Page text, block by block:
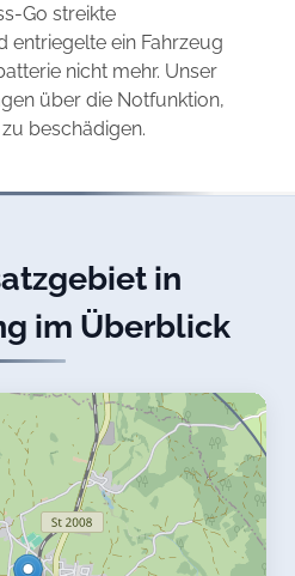
Go streikte
entriegelte ein Fahrzeug
nicht mehr. Unser
über die Notfunktion,
beschädigen.
in
im Überblick